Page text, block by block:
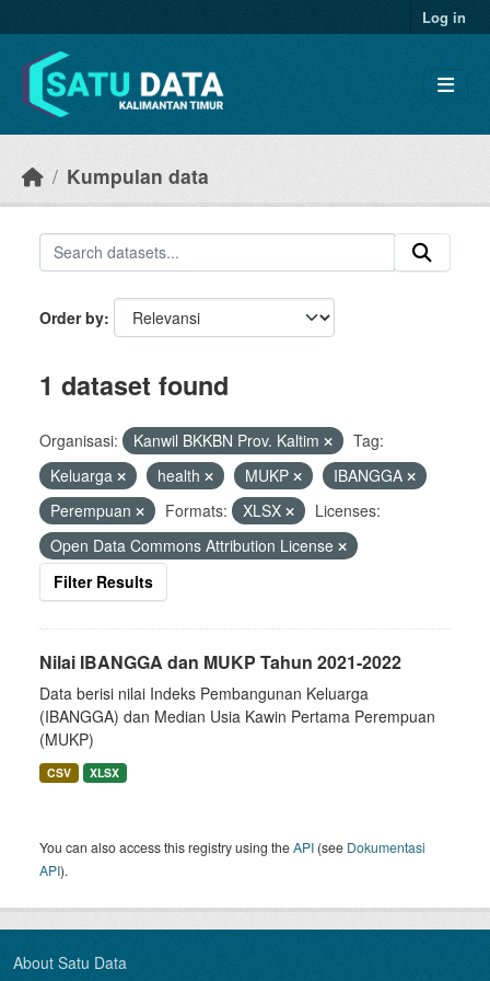
Log in
Kumpulan data
Order by
1 dataset found
Organisasi: Kanwil BKKBN Prov. Kaltim
Tag:
Keluarga
health MUKP
IBANGGA
Perempuan
Formats: XLSX
Licenses:
Open Data Commons Attribution License
Filter Results
Nilai IBANGGA dan MUKP Tahun 2021-2022
Data berisi nilai Indeks Pembangunan Keluarga
(IBANGGA) dan Median Usia Kawin Pertama Perempuan
(MUKP)
CSV XLSX
You can also access this registry using theAPI (see Dokumentasi
API).
About Satu Data